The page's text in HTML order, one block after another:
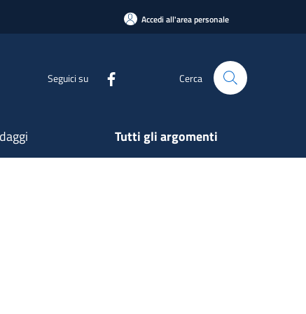
Accedi all'area personale
Seguici su Cerca
Tutti gli argomenti